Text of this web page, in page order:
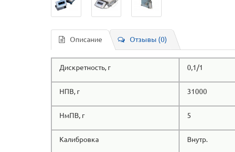
Описание Отзывы (0)
Дискретность, г 0,1/1
НПВ, г 31000
НмПВ, г 5
Калибровка Внутр.